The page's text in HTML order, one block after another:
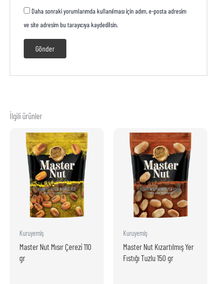
Daha sonraki yorumlarımda kullanılması için adım, e-posta adresim
ve site adresim bu tarayıcıya kaydedilsin.
İlgili ürünler
Kuruyemiş
Master Nut Mısır Çerezi 110
gr
Kuruyemiş
Master Nut Kızartılmış Yer
Fıstığı Tuzlu 150 gr